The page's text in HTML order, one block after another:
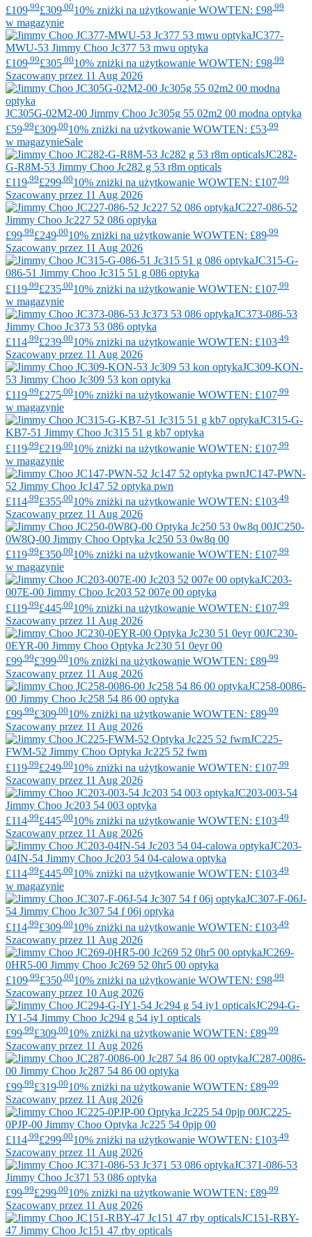
£109 .99£309 .0010% zniżki na użytkowanie WOWTEN: £98 .99
w magazynie
JC377-
MWU-53 Jimmy Choo Jc377 53 mwu optyka
£109.99£305.0010% zniżki na użytkowanie WOWTEN: £98.99
Szacowany przez 11 Aug 2026
JC305G-02M2-00 Jimmy Choo Jc305g 55 02m2 00 modna optyka
£59 .99£309 .0010% zniżki na użytkowanie WOWTEN: £53 .99
w magazynieSale
JC282-
G-R8M-53 Jimmy Choo Jc282 g 53 r8m opticals
£119 .99£299 .0010% zniżki na użytkowanie WOWTEN: £107 .99
Szacowany przez 11 Aug 2026
JC227-086-52
Jimmy Choo Jc227 52 086 optyka
£99.99£249.0010% zniżki na użytkowanie WOWTEN: £89.99
Szacowany przez 11 Aug 2026
JC315-G-
086-51 Jimmy Choo Jc315 51 g 086 optyka
£119 .99£235 .0010% zniżki na użytkowanie WOWTEN: £107 .99
w magazynie
JC373-086-53
Jimmy Choo Jc373 53 086 optyka
£114 .99£239 .0010% zniżki na użytkowanie WOWTEN: £103 .49
Szacowany przez 11 Aug 2026
JC309-KON-
53 Jimmy Choo Jc309 53 kon optyka
£119.99£275.0010% zniżki na użytkowanie WOWTEN: £107.99
w magazynie
JC315-G-
KB7-51 Jimmy Choo Jc315 51 g kb7 optyka
£119 .99£219 .0010% zniżki na użytkowanie WOWTEN: £107 .99
w magazynie
JC147-PWN-
52 Jimmy Choo Jc147 52 optyka pwn
£114 .99£355 .0010% zniżki na użytkowanie WOWTEN: £103 .49
Szacowany przez 11 Aug 2026
JC250-
0W8Q-00 Jimmy Choo Optyka Jc250 53 0w8q 00
£119.99£350.0010% zniżki na użytkowanie WOWTEN: £107.99
w magazynie
JC203-
007E-00 Jimmy Choo Jc203 52 007e 00 optyka
£119 .99£445 .0010% zniżki na użytkowanie WOWTEN: £107 .99
Szacowany przez 11 Aug 2026
JC230-
0EYR-00 Jimmy Choo Optyka Jc230 51 0eyr 00
£99 .99£399 .0010% zniżki na użytkowanie WOWTEN: £89 .99
Szacowany przez 11 Aug 2026
JC258-0086-
00 Jimmy Choo Jc258 54 86 00 optyka
£99.99£309.0010% zniżki na użytkowanie WOWTEN: £89.99
Szacowany przez 11 Aug 2026
JC225-
FWM-52 Jimmy Choo Optyka Jc225 52 fwm
£119 .99£249 .0010% zniżki na użytkowanie WOWTEN: £107 .99
Szacowany przez 11 Aug 2026
JC203-003-54
Jimmy Choo Jc203 54 003 optyka
£114 .99£445 .0010% zniżki na użytkowanie WOWTEN: £103 .49
Szacowany przez 11 Aug 2026
JC203-
04IN-54 Jimmy Choo Jc203 54 04-calowa optyka
£114.99£445.0010% zniżki na użytkowanie WOWTEN: £103.49
w magazynie
JC307-F-06J-
54 Jimmy Choo Jc307 54 f 06j optyka
£114 .99£309 .0010% zniżki na użytkowanie WOWTEN: £103 .49
Szacowany przez 11 Aug 2026
JC269-
0HR5-00 Jimmy Choo Jc269 52 0hr5 00 optyka
£109 .99£350 .0010% zniżki na użytkowanie WOWTEN: £98 .99
Szacowany przez 10 Aug 2026
JC294-G-
IY1-54 Jimmy Choo Jc294 g 54 iy1 opticals
£99.99£309.0010% zniżki na użytkowanie WOWTEN: £89.99
Szacowany przez 11 Aug 2026
JC287-0086-
00 Jimmy Choo Jc287 54 86 00 optyka
£99 .99£319 .0010% zniżki na użytkowanie WOWTEN: £89 .99
Szacowany przez 11 Aug 2026
JC225-
0PJP-00 Jimmy Choo Optyka Jc225 54 0pjp 00
£114 .99£299 .0010% zniżki na użytkowanie WOWTEN: £103 .49
Szacowany przez 11 Aug 2026
JC371-086-53
Jimmy Choo Jc371 53 086 optyka
£99.99£299.0010% zniżki na użytkowanie WOWTEN: £89.99
Szacowany przez 11 Aug 2026
JC151-RBY-
47 Jimmy Choo Jc151 47 rby opticals